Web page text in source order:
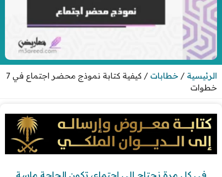
الرئيسية / خطابات /
كيفية كتابة نموذج محضر اجتماع في 7
خطوات